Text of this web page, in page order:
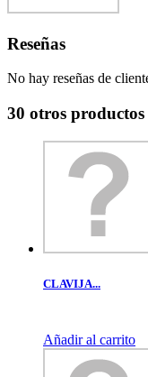
Reseñas
No hay reseñas de
30 otros
CLAVIJA...
Añadir al carrito